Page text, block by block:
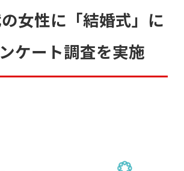
女性に「結婚式」に
ケート調査を実施